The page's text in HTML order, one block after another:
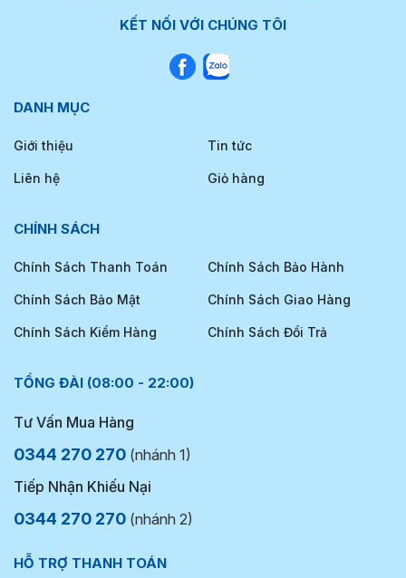
KẾT NỐI VỚI CHÚNG TÔI
DANH MỤC
Giới thiệu Tin tức
Liên hệ Giỏ hàng
CHÍNH SÁCH
Chính Sách Thanh Toán Chính Sách Bảo Hành
Chính Sách Bảo Mật Chính Sách Giao Hàng
Chính Sách Kiểm Hàng Chính Sách Đổi Trả
TỔNG ĐÀI (08:00 - 22:00)
Tư Vấn Mua Hàng
0344 270 270 (nhánh 1)
Tiếp Nhận Khiếu Nại
0344 270 270 (nhánh 2)
HỖ TRỢ THANH TOÁN